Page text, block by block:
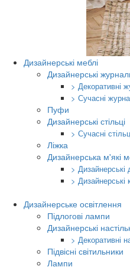
Дизайнерські меблі
Дизайнерські
> Декоративні
> Сучасні
Пуфи
Дизайнерські стільці
> Сучасні
Ліжка
Дизайнерська м'які
> Дизайнерські
> Дизайнерські
Дизайнерське освітлення
Підлогові лампи
Дизайнерські
> Декоративні
Підвісні світильники
Лампи